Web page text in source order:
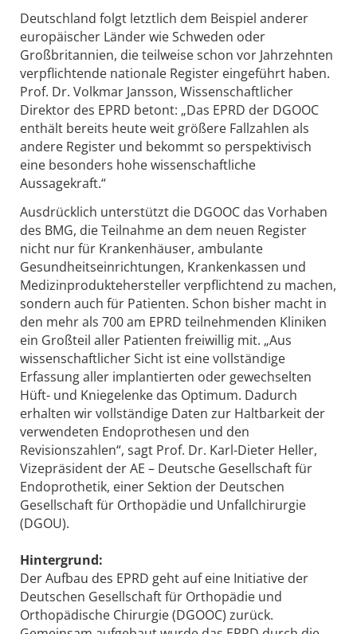
Deutschland folgt letztlich dem Beispiel anderer
europäischer Länder wie Schweden oder
Großbritannien, die teilweise schon vor Jahrzehnten
verpflichtende nationale Register eingeführt haben.
Prof. Dr. Volkmar Jansson, Wissenschaftlicher
Direktor des EPRD betont: „Das EPRD der DGOOC
enthält bereits heute weit größere Fallzahlen als
andere Register und bekommt so perspektivisch
eine besonders hohe wissenschaftliche
Aussagekraft.“
Ausdrücklich unterstützt die DGOOC das Vorhaben
des BMG, die Teilnahme an dem neuen Register
nicht nur für Krankenhäuser, ambulante
Gesundheitseinrichtungen, Krankenkassen und
Medizinproduktehersteller verpflichtend zu machen,
sondern auch für Patienten. Schon bisher macht in
den mehr als 700 am EPRD teilnehmenden Kliniken
ein Großteil aller Patienten freiwillig mit. „Aus
wissenschaftlicher Sicht ist eine vollständige
Erfassung aller implantierten oder gewechselten
Hüft- und Kniegelenke das Optimum. Dadurch
erhalten wir vollständige Daten zur Haltbarkeit der
verwendeten Endoprothesen und den
Revisionszahlen“, sagt Prof. Dr. Karl-Dieter Heller,
Vizepräsident der AE – Deutsche Gesellschaft für
Endoprothetik, einer Sektion der Deutschen
Gesellschaft für Orthopädie und Unfallchirurgie
(DGOU).
Hintergrund:
Der Aufbau des EPRD geht auf eine Initiative der
Deutschen Gesellschaft für Orthopädie und
Orthopädische Chirurgie (DGOOC) zurück.